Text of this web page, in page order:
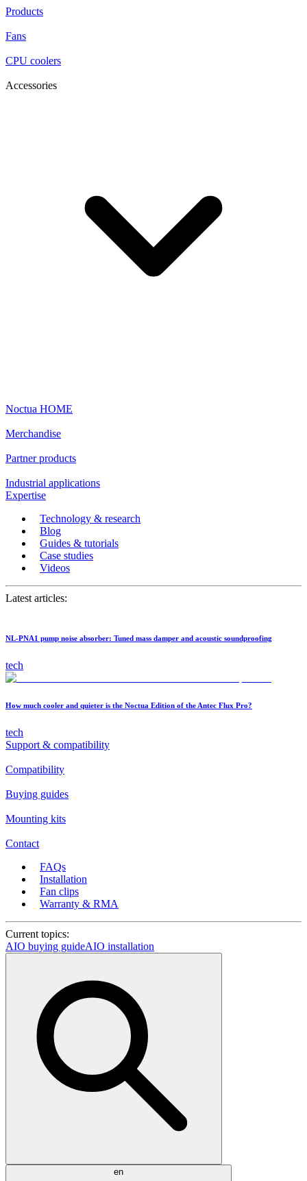
Products
Fans
CPU coolers
Accessories
Noctua HOME
Merchandise
Partner products
Industrial applications
Expertise
Technology & research
Blog
Guides & tutorials
Case studies
Videos
Latest articles:
NL-PNA1 pump noise absorber: Tuned mass damper and acoustic soundproofing
tech
How much cooler and quieter is the Noctua Edition of the Antec Flux Pro?
tech
Support & compatibility
Compatibility
Buying guides
Mounting kits
Contact
FAQs
Installation
Fan clips
Warranty & RMA
Current topics:
AIO buying guideAIO installation
en